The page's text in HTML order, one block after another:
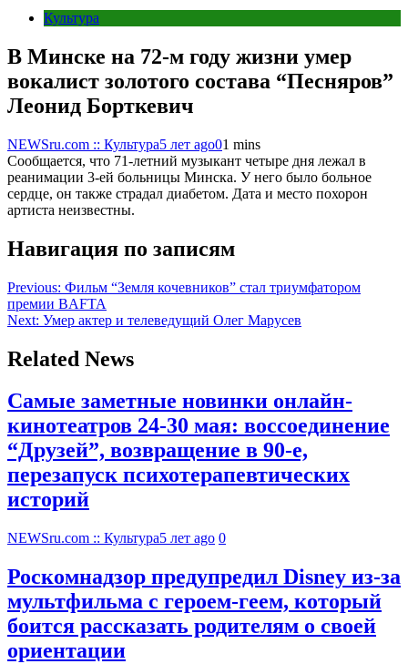
Культура
В Минске на 72-м году жизни умер
вокалист золотого состава “Песняров”
Леонид Борткевич
NEWSru.com :: Культура5 лет ago01 mins
Сообщается, что 71-летний музыкант четыре дня лежал в
реанимации 3-ей больницы Минска. У него было больное
сердце, он также страдал диабетом. Дата и место похорон
артиста неизвестны.
Навигация по записям
Previous: Фильм “Земля кочевников” стал триумфатором
премии BAFTA
Next: Умер актер и телеведущий Олег Марусев
Related News
Самые заметные новинки онлайн-
кинотеатров 24-30 мая: воссоединение
“Друзей”, возвращение в 90-е,
перезапуск психотерапевтических
историй
NEWSru.com :: Культура5 лет ago 0
Роскомнадзор предупредил Disney из-за
мультфильма c героем-геем, который
боится рассказать родителям о своей
ориентации